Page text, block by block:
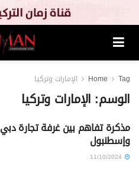
Home Tag الإمارات وتركيا
الوسم: الإمارات وتركيا
مذكرة تفاهم بين غرفة تجارة دبي
وإسطنبول